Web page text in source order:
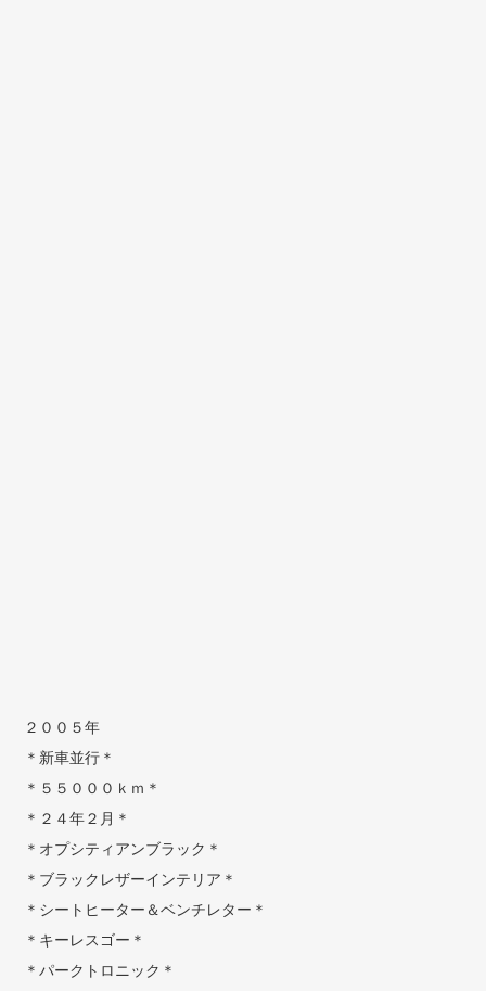
２００５年
＊新車並行＊
＊５５０００ｋｍ＊
＊２４年２月＊
＊オプシティアンブラック＊
＊ブラックレザーインテリア＊
＊シートヒーター＆ベンチレター＊
＊キーレスゴー＊
＊パークトロニック＊